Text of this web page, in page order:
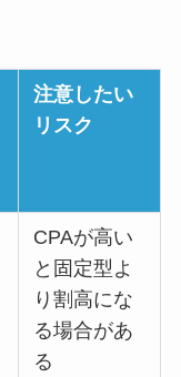
注意したい
リスク
CPAが高い
と固定型よ
り割高にな
る場合があ
る